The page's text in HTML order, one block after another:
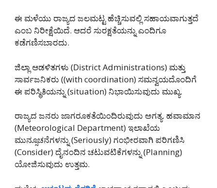
ಈ ಮಳೆಯು ರಾಜ್ಯದ ಜಲಮಟ್ಟ ಹೆಚ್ಚಿಸುವಲ್ಲಿ ಸಹಾಯವಾಗುತ್ತದೆ
ಎಂಬ ನಿರೀಕ್ಷೆಯಿದೆ. ಆದರೆ ಸುರಕ್ಷತೆಯನ್ನು ಎಂದಿಗೂ
ಕಡೆಗಣಿಸಬಾರದು.
ಜಿಲ್ಲಾ ಆಡಳಿತಗಳು (District Administrations) ಮತ್ತು
ಸಾರ್ವಜನಿಕರು ((with coordination) ಸಮನ್ವಯದೊಂದಿಗೆ
ಈ ಪರಿಸ್ಥಿತಿಯನ್ನು (situation) ನಿಭಾಯಿಸುವುದು ಮುಖ್ಯ.
ರಾಜ್ಯದ ಜನರು ಜಾಗರೂಕತೆಯಿಂದಿರುವುದು ಅಗತ್ಯ. ಹವಾಮಾನ
(Meteorological Department) ಇಲಾಖೆಯ
ಮುನ್ಸೂಚನೆಗಳನ್ನು (Seriously) ಗಂಭೀರವಾಗಿ ಪರಿಗಣಿಸಿ
(Consider) ದೈನಂದಿನ ಚಟುವಟಿಕೆಗಳನ್ನು (Planning)
ಯೋಜಿಸುವುದು ಉತ್ತಮ.